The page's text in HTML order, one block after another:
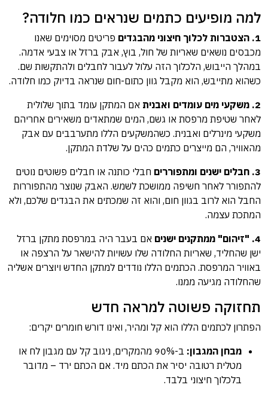
למה מופיעים כתמים שנראים כמו חלודה?
1. הצטברות לכלוך חיצוני מהבגדים
פריטים מסוימים שאנו
מכבסים נושאים שאריות של חול, בוץ, אבק ברזל או צבעי אדמה.
במהלך הייבוש, הלכלוך הזה עלול לעבור לחבלים ולהתקשות שם.
כשהוא מתייבש, הוא מקבל גוון כתום-חום שנראה בדיוק כמו חלודה.
2. משקעי מים עומדים ואבנית
אם המתקן עומד בתוך שלולית
לאחר שטיפת מרפסת או גשם, המים שמתאדים משאירים אחריהם
משקעי מינרלים ואבנית. כשהמשקעים הללו מתערבבים עם אבק
מהאוויר, הם מייצרים כתמים כהים על שלדת המתקן.
3. חבלים ישנים ומתפוררים
חבלי כותנה או חבלים פשוטים נוטים
להתפורר לאחר חשיפה ממושכת לשמש. האבק שנוצר מהתפוררות
החבל הוא לרוב בגוון חום, והוא זה שמכתים את הבגדים שלכם, ולא
המתכת עצמה.
4. "זיהום" ממתקנים ישנים
אם בעבר היה במרפסת מתקן ברזל
ישן שהחליד, שאריות החלודה שלו עשויות להישאר על הרצפה או
באוויר המרפסת. הכתמים הללו נודדים למתקן החדש ויוצרים אשליה
שהחלודה מגיעה ממנו.
תחזוקה פשוטה למראה חדש
הפתרון לכתמים הללו הוא קל ומהיר, ואינו דורש חומרים יקרים:
מבחן המגבון:
ב-90% מהמקרים, ניגוב קל עם מגבון לח או
מטלית רטובה יסיר את הכתם מיד. אם הכתם ירד – מדובר
בלכלוך חיצוני בלבד.